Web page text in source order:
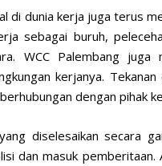
di dunia kerja juga terus
sebagai buruh,
WCC Palembang
kerjanya.
dengan pihak
diselesaikan secara
dan masuk